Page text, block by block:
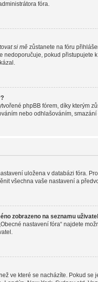
fóra.
si mě zůstanete na fóru
nedoporučuje, pokud přistupujete
phpBB fórem, díky
nebo odhlašováním,
uložena v databázi fóra.
všechna vaše nastavení a
zobrazeno na seznamu
nastavení fóra“ najdete
ve které se nacházíte. Pokud